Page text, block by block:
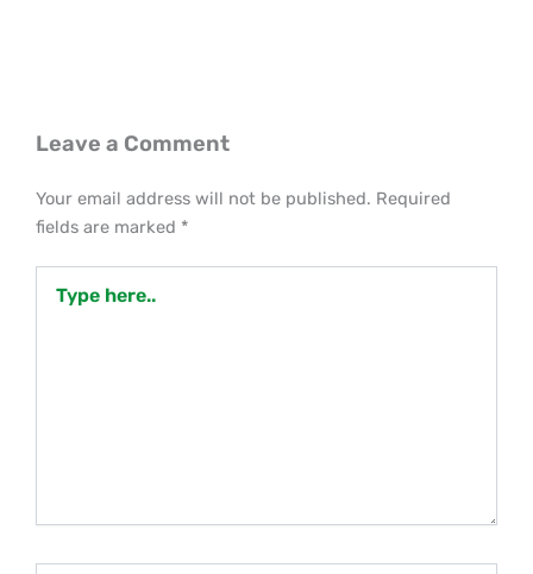
Leave a Comment
Your email address will not be published. Required
fields are marked *
here..